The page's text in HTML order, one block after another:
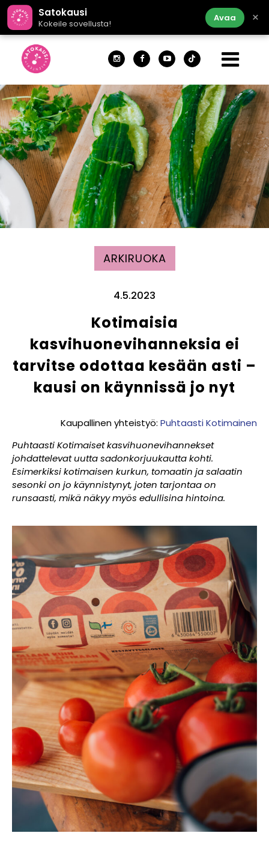
Satokausi
Kokeile sovellusta!
Avaa ×
ARKIRUOKA
4.5.2023
Kotimaisia
kasvihuonevihanneksia ei
tarvitse odottaa kesään asti –
kausi on käynnissä jo nyt
Kaupallinen yhteistyö: Puhtaasti Kotimainen
Puhtaasti Kotimaiset kasvihuonevihannekset
johdattelevat uutta sadonkorjuukautta kohti.
Esimerkiksi kotimaisen kurkun, tomaatin ja salaatin
sesonki on jo käynnistynyt, joten tarjontaa on
runsaasti, mikä näkyy myös edullisina hintoina.